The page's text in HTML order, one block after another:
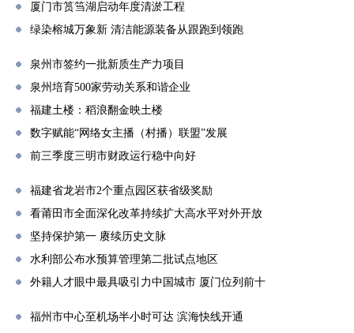
厦门市筼筜湖启动年度清淤工程
绿染榕城万象新 清洁能源装备从跟跑到领跑
泉州市签约一批新质生产力项目
泉州培育500家劳动关系和谐企业
福建土楼：稻浪翻金映土楼
数字赋能“网络女主播（村播）联盟”发展
前三季度三明市财政运行稳中向好
福建省龙岩市2个重点园区获省级奖励
看莆田市全面深化改革持续扩大高水平对外开放
坚持保护第一 赓续历史文脉
水利部公布水预算管理第二批试点地区
外籍人才眼中最具吸引力中国城市 厦门位列前十
福州市中心至机场半小时可达 滨海快线开通